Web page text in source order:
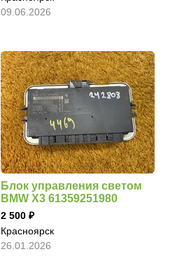
09.06.2026
Блок управления светом
BMW X3 61359251980
2 500
Красноярск
26.01.2026